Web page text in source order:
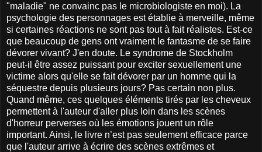
"maladie" ne convainc pas le microbiologiste en moi). La
psychologie des personnages est établie à merveille, même
si certaines réactions ne sont pas tout à fait réalistes. Est-ce
que beaucoup de gens ont vraiment le fantasme de se faire
dévorer vivant? J'en doute. Le syndrome de Stockholm
peut-il être assez puissant pour exciter sexuellement une
victime alors qu'elle se fait dévorer par un homme qui la
séquestre depuis plusieurs jours? Pas certain non plus.
Quand même, ces quelques éléments tirés par les cheveux
permettent à l'auteur d'aller plus loin dans les scènes
d'horreur perverses où les émotions jouent un rôle
important. Ainsi, le livre n’est pas seulement efficace parce
que l'auteur arrive à écrire des scènes extrêmes et